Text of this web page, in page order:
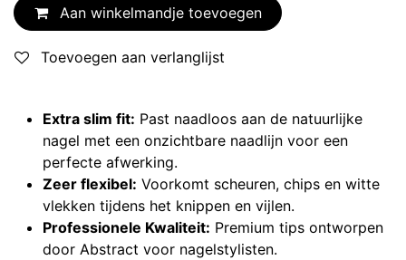
Extra slim fit: Past naadloos aan de natuurlijke
nagel met een onzichtbare naadlijn voor een
perfecte afwerking.
Zeer flexibel: Voorkomt scheuren, chips en witte
vlekken tijdens het knippen en vijlen.
Professionele Kwaliteit: Premium tips ontworpen
door Abstract voor nagelstylisten.
Aan winkelmandje toevoegen
Toevoegen aan verlanglijst